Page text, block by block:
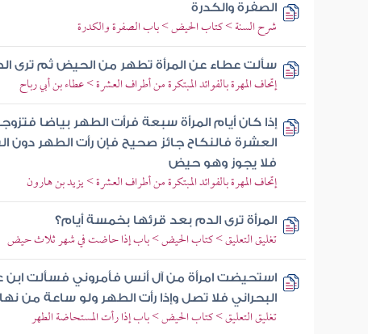
الصفرة والكدرة
شرح السنة > كتاب الحيض > باب الصفرة والكدرة
سألت عطاء عن المرأة تطهر من الحيض ثم ترى
إتحاف المهرة بالفوائد المبتكرة من أطراف العشرة > عطاء بن أبي رباح
إذا كان أيام المرأة سبعة فرأت الطهر بياضا
العشرة فالنكاح جائز صحيح فإن رأت الطهر دون
فلا يجوز وهو حيض
إتحاف المهرة بالفوائد المبتكرة من أطراف العشرة > يزيد بن هارون
المرأة ترى الدم بعد قرئها بخمسة أيام؟
تغليق التعليق > كتاب الحيض > باب إذا حاضت في شهر ثلاث حيض
استحيضت امرأة من آل أنس فأمروني فسألت ابن
البحراني فلا تصل وإذا رأت الطهر ولو ساعة من
تغليق التعليق > كتاب الحيض > باب إذا رأت المستحاضة الطهر